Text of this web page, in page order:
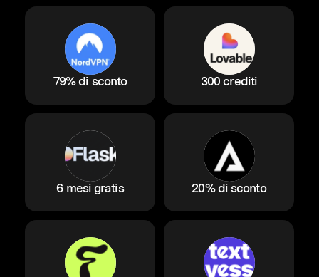
79% di sconto 300 crediti
6 mesi gratis 20% di sconto